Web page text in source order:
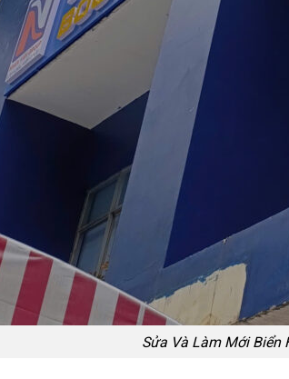
Sửa Và Làm Mới Biển Hiệu Nhà